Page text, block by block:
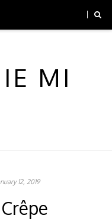
MI
12, 2019